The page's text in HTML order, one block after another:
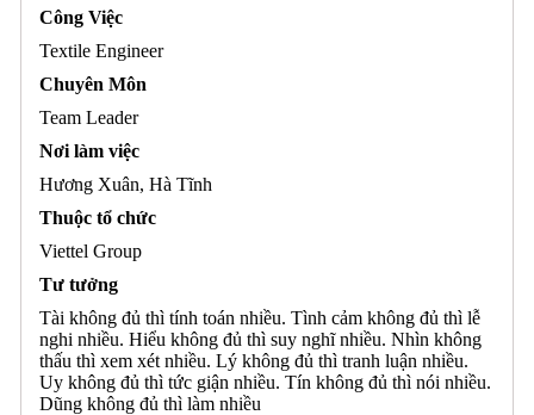
Công Việc
Textile Engineer
Chuyên Môn
Team Leader
Nơi làm việc
Hương Xuân, Hà Tĩnh
Thuộc tổ chức
Viettel Group
Tư tưởng
Tài không đủ thì tính toán nhiều. Tình cảm không đủ thì lễ
nghi nhiều. Hiểu không đủ thì suy nghĩ nhiều. Nhìn không
thấu thì xem xét nhiều. Lý không đủ thì tranh luận nhiều.
Uy không đủ thì tức giận nhiều. Tín không đủ thì nói nhiều.
Dũng không đủ thì làm nhiều